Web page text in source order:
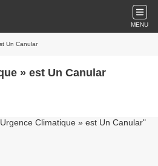
MENU
Un Canular
» est Un Canular